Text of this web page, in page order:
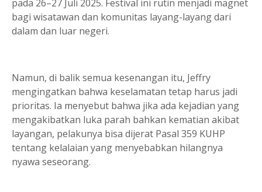
pada 26–27 Juli 2025. Festival ini rutin menjadi magnet
bagi wisatawan dan komunitas layang-layang dari
dalam dan luar negeri.
Namun, di balik semua kesenangan itu, Jeffry
mengingatkan bahwa keselamatan tetap harus jadi
prioritas. Ia menyebut bahwa jika ada kejadian yang
mengakibatkan luka parah bahkan kematian akibat
layangan, pelakunya bisa dijerat Pasal 359 KUHP
tentang kelalaian yang menyebabkan hilangnya
nyawa seseorang.